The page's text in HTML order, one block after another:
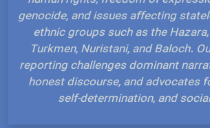
genocide, and issues affecting
ethnic groups such as the
Turkmen, Nuristani, and Baloch.
reporting challenges dominant
honest discourse, and advocates
self-determination, and